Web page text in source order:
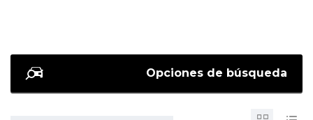
Opciones de búsqueda